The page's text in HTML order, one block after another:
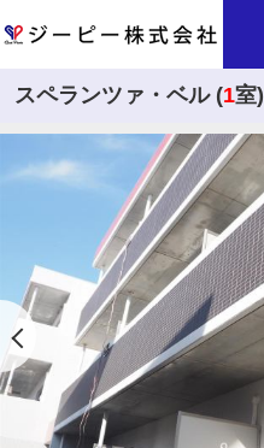
スペランツァ・ベル (1室)